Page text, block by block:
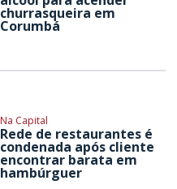
churrasqueira em
Corumbá
Na Capital
Rede de restaurantes é
condenada após cliente
encontrar barata em
hambúrguer